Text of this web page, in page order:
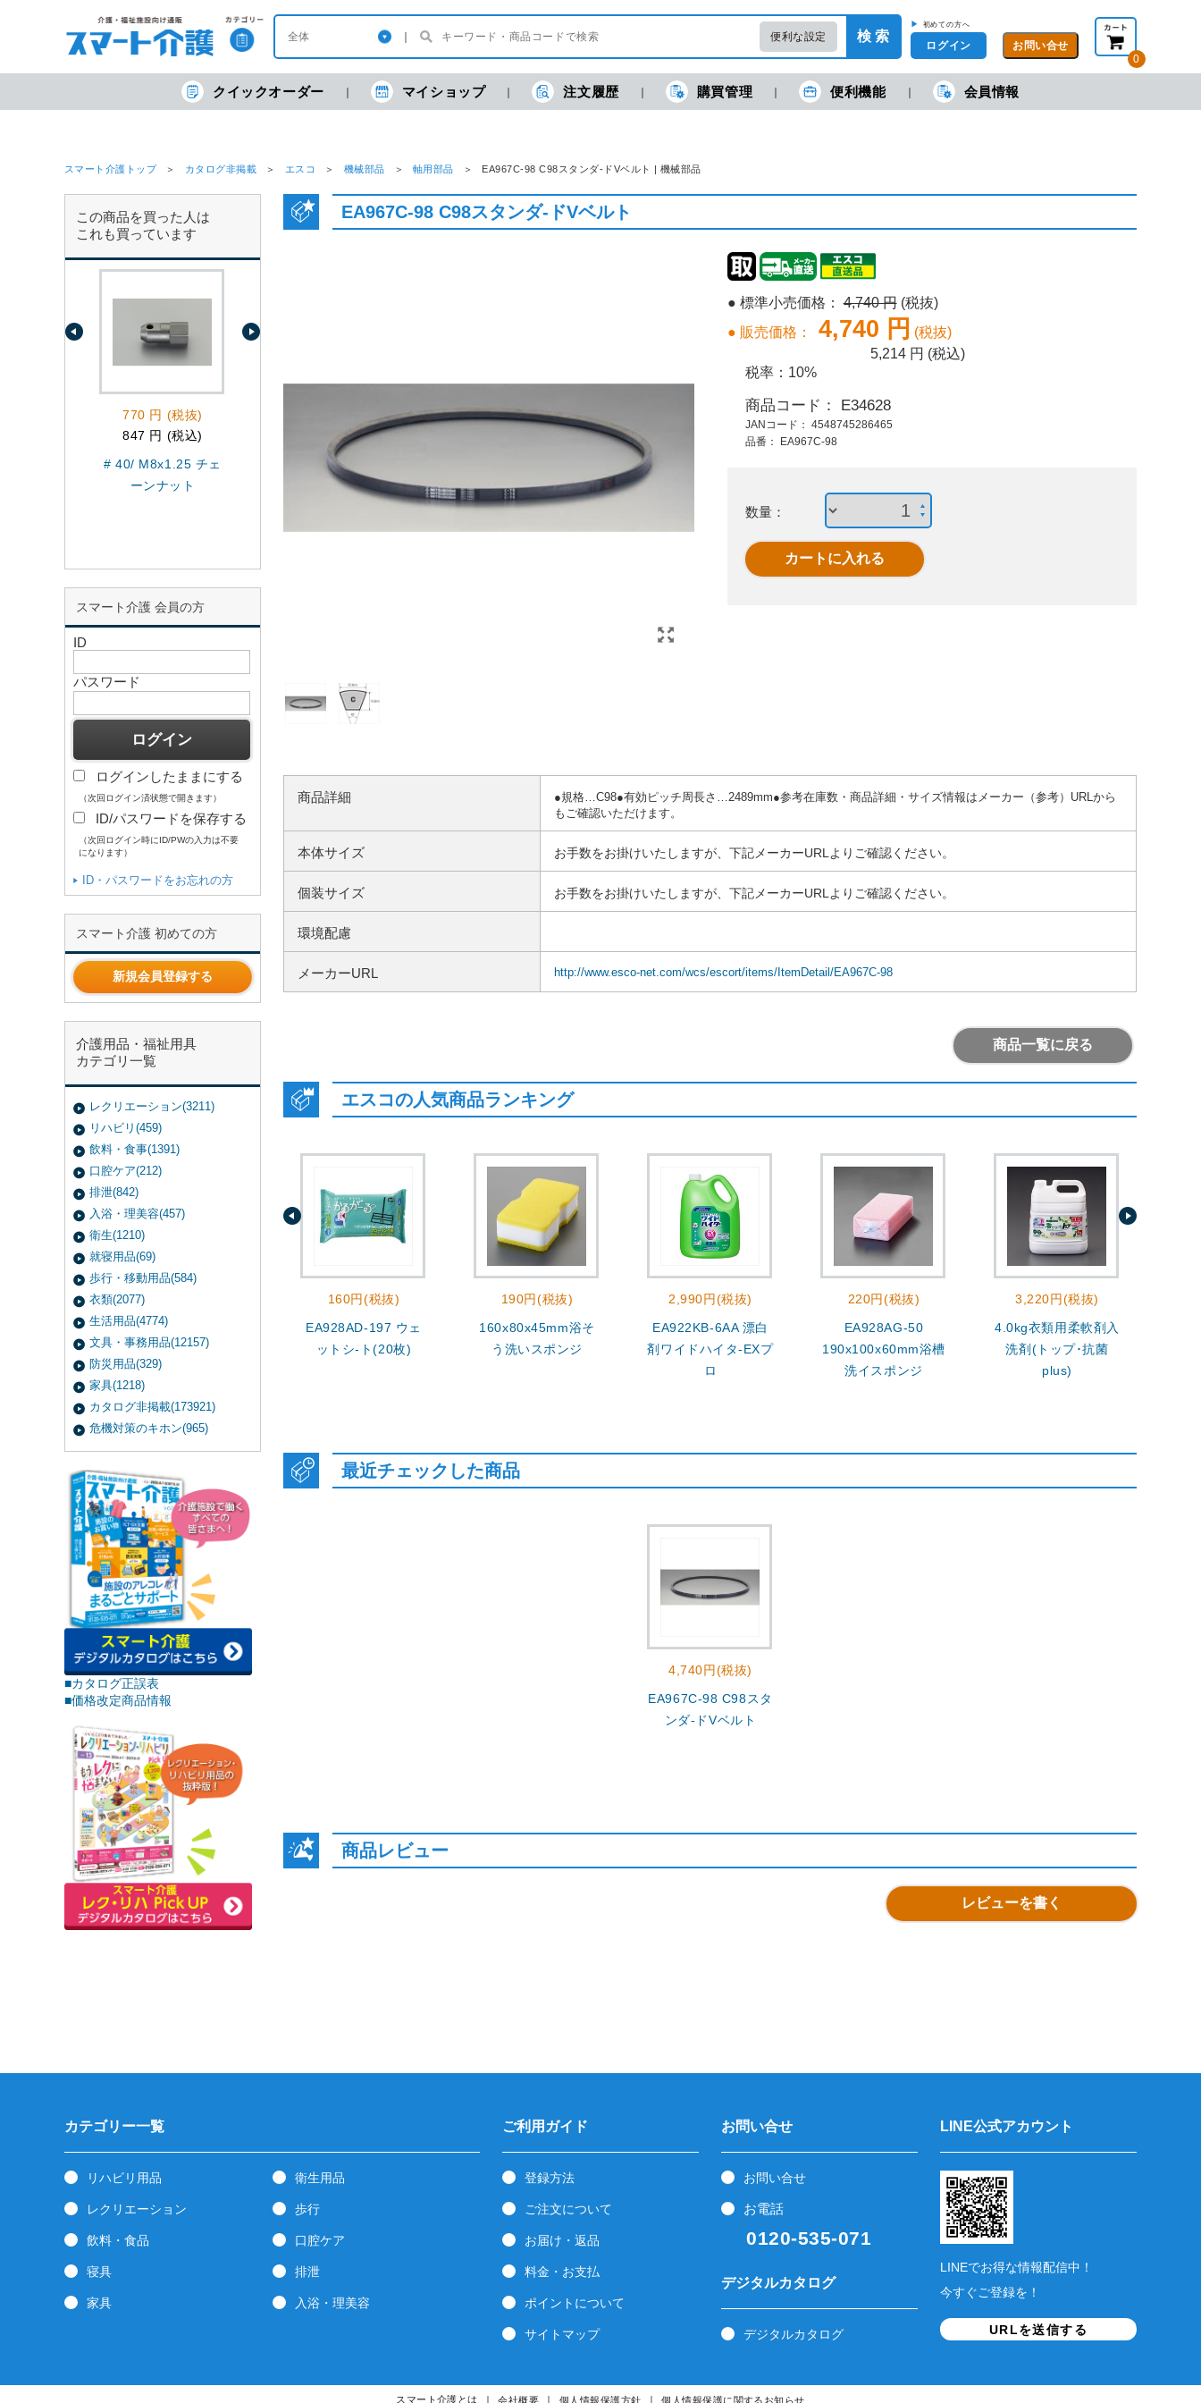
便利な設定 検 索
▶ 初めての方へ
ログイン
0
現在の金額合計： 円 (税抜) 円(税込)
クイックオーダー マイショップ 注文履歴 購買管理 便利機能 会員情報
スマート介護トップ カタログ非掲載 エスコ 機械部品 軸用部品 EA967C-98 C98スタンダ-ドVベルト | 機械部品
この商品を買った人は
これも買っています
770 円 (税抜)
847 円 (税込)
# 40/ M8x1.25 チェ
ーンナット
7,550 円 (税抜)
8,305 円 (税込)
EA967B-190 B190ス
タンダ-ドVベルト
15,100 円 (税抜)
16,610 円 (税込)
ルト(レッドVベルト)
EA967CN-88 CN88
省エネタイプVベルト
4,100 円 (税抜)
4,510 円 (税込)
スマート介護 会員の方
ID
パスワード
ログインしたままにする
（次回ログイン済状態で開きます）
ID/パスワードを保存する
（次回ログイン時にID/PWの入力は不要
になります）
ID・パスワードをお忘れの方
スマート介護 初めての方
新規会員登録する
介護用品・福祉用具
カテゴリ一覧
レクリエーション(3211)
リハビリ(459)
飲料・食事(1391)
口腔ケア(212)
排泄(842)
入浴・理美容(457)
衛生(1210)
就寝用品(69)
歩行・移動用品(584)
衣類(2077)
生活用品(4774)
文具・事務用品(12157)
防災用品(329)
家具(1218)
カタログ非掲載(173921)
危機対策のキホン(965)
■カタログ正誤表
■価格改定商品情報
EA967C-98 C98スタンダ-ドVベルト
● 標準小売価格：4,740 円 (税抜)
● 販売価格：
4,740 円 (税抜)
5,214 円 (税込)
税率： 10%
商品コード： E34628
JANコード： 4548745286465
品番：
EA967C-98
数量：
商品詳細
●規格…C98●有効ピッチ周長さ…2489mm●参考在庫数・商品詳細・サイズ情報はメーカー（参考）URLから
もご確認いただけます。
本体サイズ お手数をお掛けいたしますが、下記メーカーURLよりご確認ください。
個装サイズ お手数をお掛けいたしますが、下記メーカーURLよりご確認ください。
環境配慮
メーカーURL http://www.esco-net.com/wcs/escort/items/ItemDetail/EA967C-98
商品一覧に戻る
エスコの人気商品ランキング
160円(税抜)
EA928AD-197 ウェ
ットシ-ト(20枚)
190円(税抜)
160x80x45mm浴そ
う洗いスポンジ
2,990円(税抜)
EA922KB-6AA 漂白
剤ワイドハイタ-EXプ
ロ
220円(税抜)
EA928AG-50
190x100x60mm浴槽
洗イスポンジ
3,220円(税抜)
4.0kg衣類用柔軟剤入
洗剤(トップ･抗菌
plus)
最近チェックした商品
4,740円(税抜)
EA967C-98 C98スタ
ンダ-ドVベルト
商品レビュー
レビューを書く
カテゴリー一覧
リハビリ用品 衛生用品
レクリエーション 歩行
飲料・食品 口腔ケア
寝具 排泄
家具 入浴・理美容
ご利用ガイド
登録方法
ご注文について
お届け・返品
料金・お支払
ポイントについて
サイトマップ
お問い合せ
お問い合せ
お電話
0120-535-071
デジタルカタログ
デジタルカタログ
LINE公式アカウント
LINEでお得な情報配信中！
今すぐご登録を！
URLを送信する
スマート介護とは 会社概要 個人情報保護方針 個人情報保護に関するお知らせ